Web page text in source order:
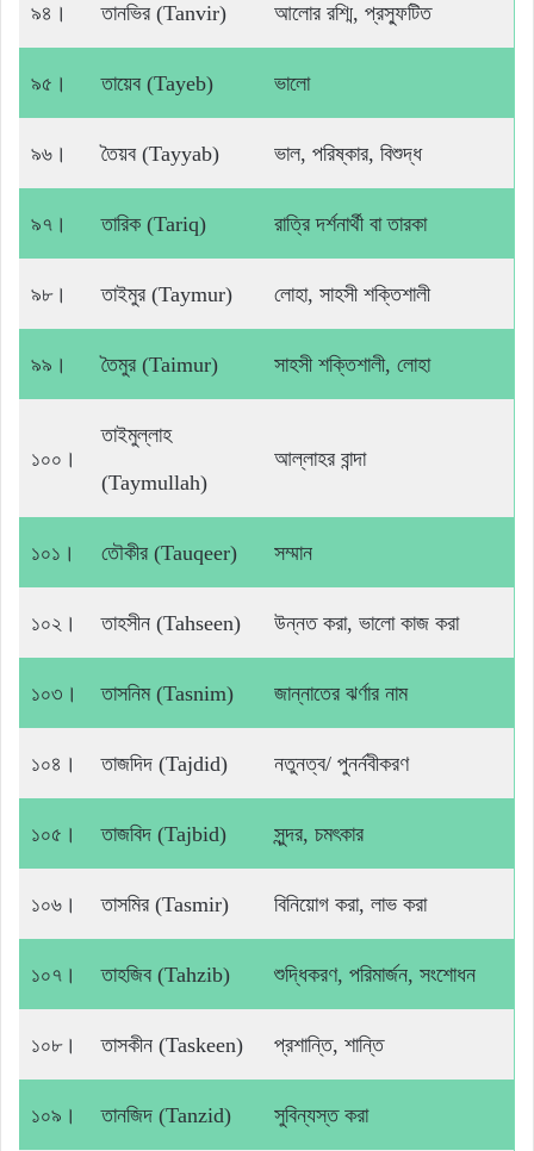
৯৪। তানভির (Tanvir) আলোর রশ্মি, প্রস্ফুটিত
৯৫। তায়েব (Tayeb) ভালো
৯৬। তৈয়ব (Tayyab) ভাল, পরিষ্কার, বিশুদ্ধ
৯৭। তারিক (Tariq) রাত্রি দর্শনার্থী বা তারকা
৯৮। তাইমুর (Taymur) লোহা, সাহসী শক্তিশালী
৯৯। তৈমুর (Taimur) সাহসী শক্তিশালী, লোহা
১০০।
তাইমুল্লাহ
(Taymullah)
আল্লাহর বান্দা
১০১। তৌকীর (Tauqeer) সম্মান
১০২। তাহসীন (Tahseen) উন্নত করা, ভালো কাজ করা
১০৩। তাসনিম (Tasnim) জান্নাতের ঝর্ণার নাম
১০৪। তাজদিদ (Tajdid) নতুনত্ব/ পুনর্নবীকরণ
১০৫। তাজবিদ (Tajbid) সুন্দর, চমৎকার
১০৬। তাসমির (Tasmir) বিনিয়োগ করা, লাভ করা
১০৭। তাহজিব (Tahzib) শুদ্ধিকরণ, পরিমার্জন, সংশোধন
১০৮। তাসকীন (Taskeen) প্রশান্তি, শান্তি
১০৯। তানজিদ (Tanzid) সুবিন্যস্ত করা